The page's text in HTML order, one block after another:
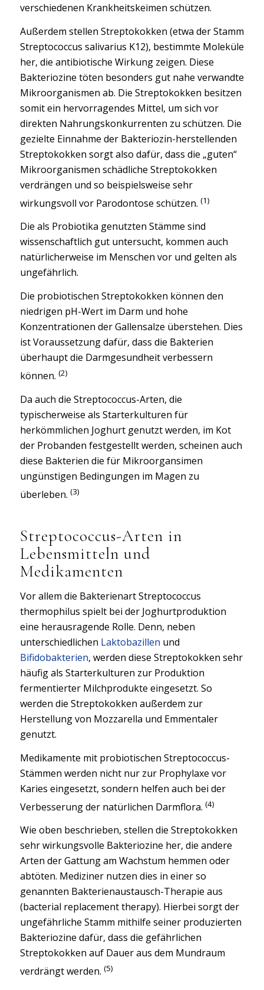
verschiedenen Krankheitskeimen schützen.
Außerdem stellen Streptokokken (etwa der Stamm
Streptococcus salivarius K12), bestimmte Moleküle
her, die antibiotische Wirkung zeigen. Diese
Bakteriozine töten besonders gut nahe verwandte
Mikroorganismen ab. Die Streptokokken besitzen
somit ein hervorragendes Mittel, um sich vor
direkten Nahrungskonkurrenten zu schützen. Die
gezielte Einnahme der Bakteriozin-herstellenden
Streptokokken sorgt also dafür, dass die „guten“
Mikroorganismen schädliche Streptokokken
verdrängen und so beispielsweise sehr
wirkungsvoll vor Parodontose schützen. (1)
Die als Probiotika genutzten Stämme sind
wissenschaftlich gut untersucht, kommen auch
natürlicherweise im Menschen vor und gelten als
ungefährlich.
Die probiotischen Streptokokken können den
niedrigen pH-Wert im Darm und hohe
Konzentrationen der Gallensalze überstehen. Dies
ist Voraussetzung dafür, dass die Bakterien
überhaupt die Darmgesundheit verbessern
können. (2)
Da auch die Streptococcus-Arten, die
typischerweise als Starterkulturen für
herkömmlichen Joghurt genutzt werden, im Kot
der Probanden festgestellt werden, scheinen auch
diese Bakterien die für Mikroorgansimen
ungünstigen Bedingungen im Magen zu
überleben. (3)
Streptococcus-Arten in
Lebensmitteln und
Medikamenten
Vor allem die Bakterienart Streptococcus
thermophilus spielt bei der Joghurtproduktion
eine herausragende Rolle. Denn, neben
unterschiedlichen Laktobazillen und
Bifidobakterien, werden diese Streptokokken sehr
häufig als Starterkulturen zur Produktion
fermentierter Milchprodukte eingesetzt. So
werden die Streptokokken außerdem zur
Herstellung von Mozzarella und Emmentaler
genutzt.
Medikamente mit probiotischen Streptococcus-
Stämmen werden nicht nur zur Prophylaxe vor
Karies eingesetzt, sondern helfen auch bei der
Verbesserung der natürlichen Darmflora. (4)
Wie oben beschrieben, stellen die Streptokokken
sehr wirkungsvolle Bakteriozine her, die andere
Arten der Gattung am Wachstum hemmen oder
abtöten. Mediziner nutzen dies in einer so
genannten Bakterienaustausch-Therapie aus
(bacterial replacement therapy). Hierbei sorgt der
ungefährliche Stamm mithilfe seiner produzierten
Bakteriozine dafür, dass die gefährlichen
Streptokokken auf Dauer aus dem Mundraum
verdrängt werden. (5)